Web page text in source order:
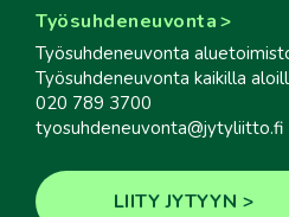
Työsuhdeneuvonta
Työsuhdeneuvonta
Työsuhdeneuvonta kaikilla
020 789 3700
tyosuhdeneuvonta@jytyliitto.fi
LIITY JYTYYN